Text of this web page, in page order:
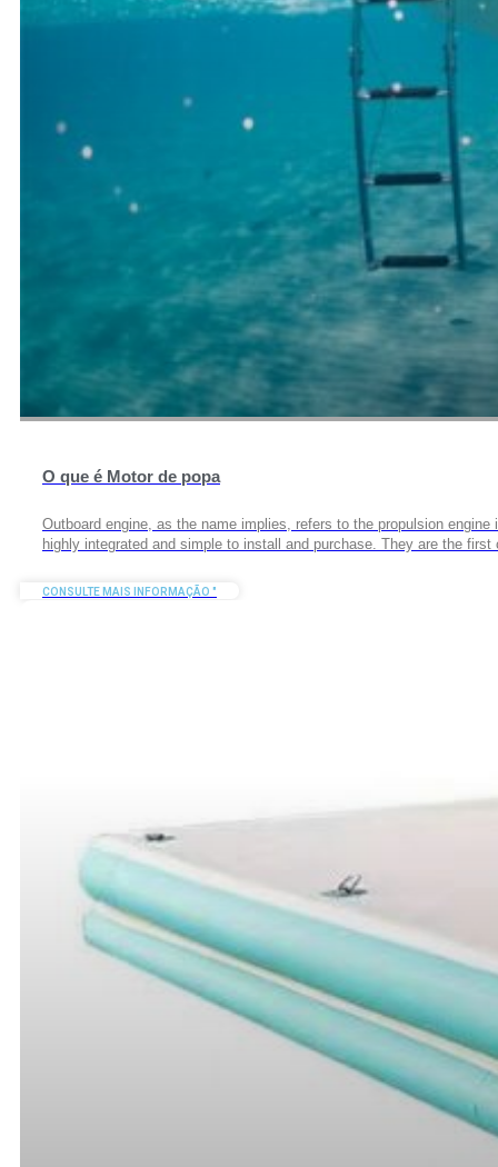
O que é Motor de popa
Outboard engine, as the name implies, refers to the propulsion
highly integrated and simple to install and purchase. They are the
CONSULTE MAIS INFORMAÇÃO "